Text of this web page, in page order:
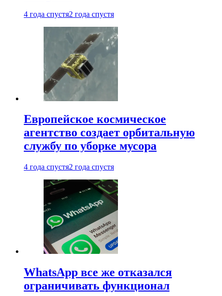
4 года спустя2 года спустя
Европейское космическое
агентство создает орбитальную
службу по уборке мусора
4 года спустя2 года спустя
WhatsApp все же отказался
ограничивать функционал